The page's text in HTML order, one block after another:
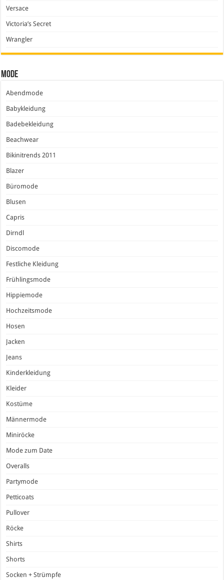
Versace
Victoria’s Secret
Wrangler
Mode
Abendmode
Babykleidung
Badebekleidung
Beachwear
Bikinitrends 2011
Blazer
Büromode
Blusen
Capris
Dirndl
Discomode
Festliche Kleidung
Frühlingsmode
Hippiemode
Hochzeitsmode
Hosen
Jacken
Jeans
Kinderkleidung
Kleider
Kostüme
Männermode
Miniröcke
Mode zum Date
Overalls
Partymode
Petticoats
Pullover
Röcke
Shirts
Shorts
Socken + Strümpfe